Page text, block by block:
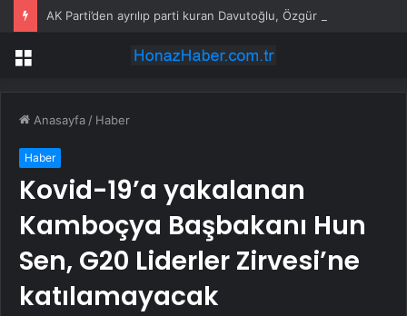
Menü
Anasayfa / Haber
Haber
Kovid-19’a yakalanan
Kamboçya Başbakanı Hun
Sen, G20 Liderler Zirvesi’ne
katılamayacak